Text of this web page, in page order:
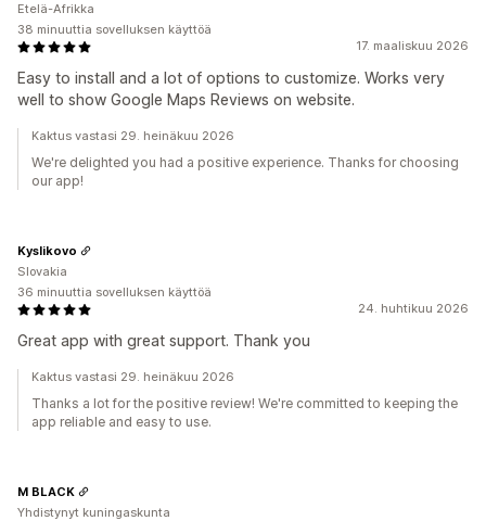
17. maaliskuu 2026
Easy to install and a lot of options to customize. Works very
well to show Google Maps Reviews on website.
Etelä-Afrikka
38 minuuttia sovelluksen käyttöä
Kaktus vastasi 29. heinäkuu 2026
We're delighted you had a positive experience. Thanks for choosing
our app!
24. huhtikuu 2026
Great app with great support. Thank you
Kyslikovo
Slovakia
36 minuuttia sovelluksen käyttöä
Kaktus vastasi 29. heinäkuu 2026
Thanks a lot for the positive review! We're committed to keeping the
app reliable and easy to use.
M BLACK
Yhdistynyt kuningaskunta